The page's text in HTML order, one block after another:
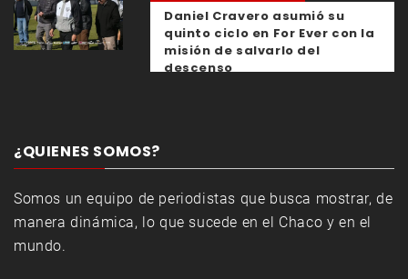
Daniel Cravero asumió su
quinto ciclo en For Ever con la
misión de salvarlo del
descenso
¿QUIENES SOMOS?
Somos un equipo de periodistas que busca mostrar, de
manera dinámica, lo que sucede en el Chaco y en el
mundo.